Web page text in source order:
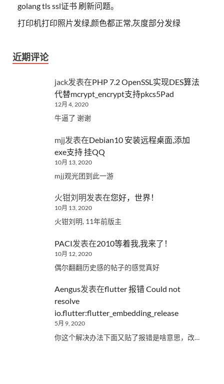
golang tls ssl证书 刷新问题。
打印机打印照片发绿,颜色都正常,灰度部分发绿
近期评论
jack发表在PHP 7.2 OpenSSL实现DES算法
代替mcrypt_encrypt支持pkcs5Pad
12月 4, 2020
牛逼了 谢谢
mjj发表在Debian10 安装远程桌面,添加
exe支持 挂QQ
10月 13, 2020
mjj观光团到此一游
火钳刘明发表在您好，世界！
10月 13, 2020
火钳刘明, 11年前版主
PACI发表在2010等着我,我来了！
10月 12, 2020
偶尔翻翻历史感的帖子的感觉真好
Aengus发表在flutter 报错 Could not
resolve
io.flutter:flutter_embedding_release
5月 9, 2020
你这个解决办法下面又贴了报错是啥意思，改…